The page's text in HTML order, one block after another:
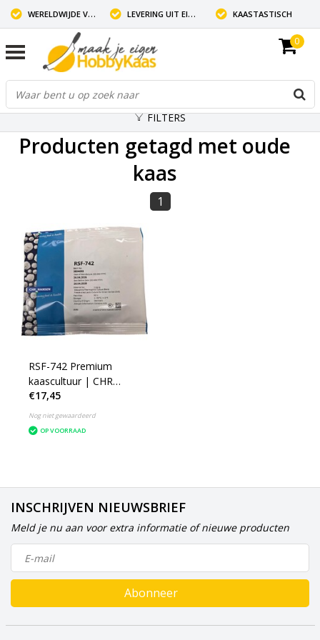
WERELDWIJDE VERZENDING LEVERING UIT EIGEN VOORRAAD KAASTASTISCH
0
FILTERS
Producten getagd met oude
kaas
1
RSF-742 Premium
kaascultuur | CHR
Hansen
€17,45
Nog niet gewaardeerd
OP VOORRAAD
INSCHRIJVEN NIEUWSBRIEF
Meld je nu aan voor extra informatie of nieuwe producten
Abonneer